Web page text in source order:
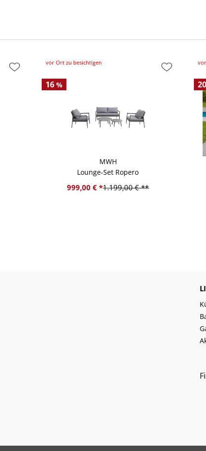
vor Ort zu besichtigen
16%
MWH
Lounge-Set Ropero
999,00 € *1.199,00 € **
20